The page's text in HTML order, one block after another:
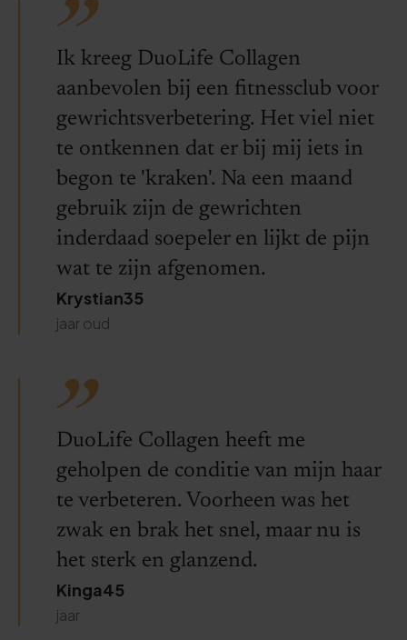
Ik kreeg DuoLife Collagen
aanbevolen bij een fitnessclub voor
gewrichtsverbetering. Het viel niet
te ontkennen dat er bij mij iets in
begon te 'kraken'. Na een maand
gebruik zijn de gewrichten
inderdaad soepeler en lijkt de pijn
wat te zijn afgenomen.
Krystian35
jaar oud
DuoLife Collagen heeft me
geholpen de conditie van mijn haar
te verbeteren. Voorheen was het
zwak en brak het snel, maar nu is
het sterk en glanzend.
Kinga45
jaar